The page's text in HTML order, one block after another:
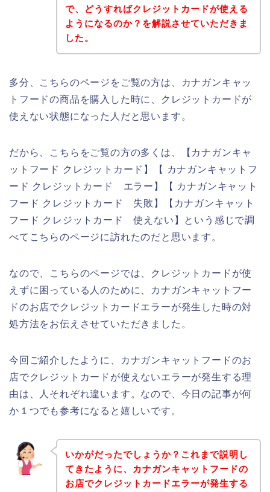
で、どうすればクレジットカードが使える
ようになるのか？を解説させていただきま
した。
多分、こちらのページをご覧の方は、カナガンキャッ
トフードの商品を購入した時に、クレジットカードが
使えない状態になった人だと思います。
だから、こちらをご覧の方の多くは、【カナガンキャ
ットフード クレジットカード】【 カナガンキャットフ
ード クレジットカード エラー】【 カナガンキャット
フード クレジットカード 失敗】【カナガンキャット
フード クレジットカード 使えない】という感じで調
べてこちらのページに訪れたのだと思います。
なので、こちらのページでは、クレジットカードが使
えずに困っている人のために、カナガンキャットフー
ドのお店でクレジットカードエラーが発生した時の対
処方法をお伝えさせていただきました。
今回ご紹介したように、カナガンキャットフードのお
店でクレジットカードが使えないエラーが発生する理
由は、人それぞれ違います。なので、今日の記事が何
か１つでも参考になると嬉しいです。
いかがだったでしょうか？これまで説明し
てきたように、カナガンキャットフードの
お店でクレジットカードエラーが発生する